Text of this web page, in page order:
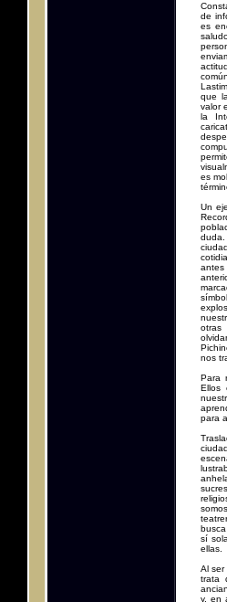
de
es
que
valor
la
es
Un
otras
nos
Para
Ellos
para
sí
ellas.
Al ser
trata
y, en